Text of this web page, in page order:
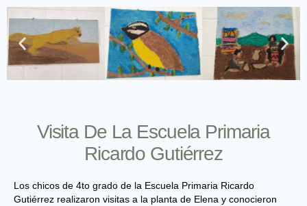
Visita De La Escuela Primaria
Ricardo Gutiérrez
Los chicos de 4to grado de la Escuela Primaria Ricardo
Gutiérrez realizaron visitas a la planta de Elena y conocieron